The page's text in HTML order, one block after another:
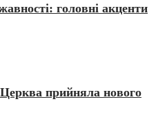
головні акценти
прийняла нового